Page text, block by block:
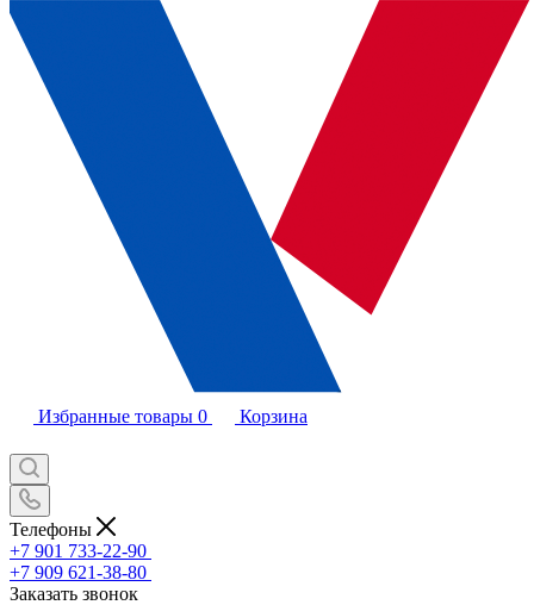
Избранные товары 0 Корзина
Телефоны
+7 901 733-22-90
+7 909 621-38-80
Заказать звонок